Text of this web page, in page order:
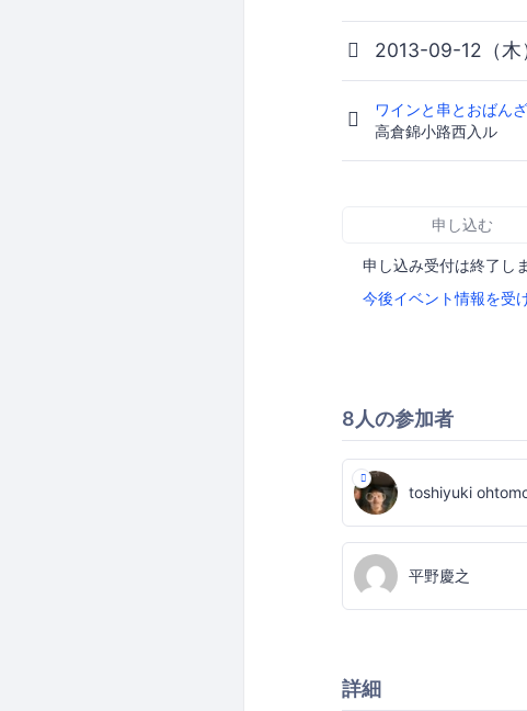
2013-09-12（
ワインと串とおばん
高倉錦小路西入ル
申し込む
申し込み受付は終了し
今後イベント情報を受
8人の参加者
toshiyuki
平野慶之
詳細